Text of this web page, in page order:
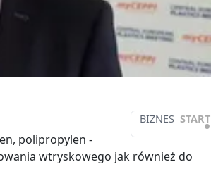
BIZNES START
•
polipropylen -
wtryskowego jak również do